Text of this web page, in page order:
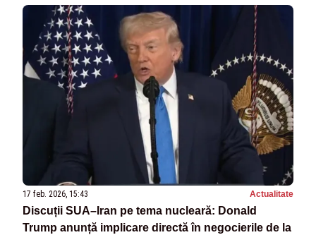
17 feb. 2026, 15:43 Actualitate
Discuții SUA–Iran pe tema nucleară: Donald
Trump anunță implicare directă în negocierile de la